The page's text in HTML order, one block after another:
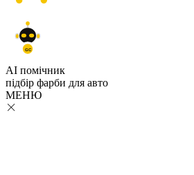
GC
AI помічник
підбір фарби для авто
МЕНЮ